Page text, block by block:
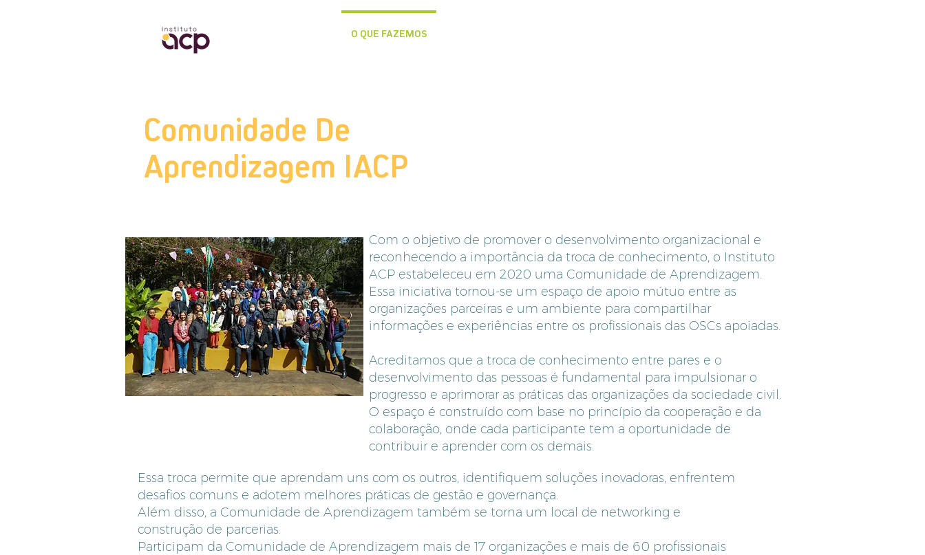
O QUE FAZEMOS
Comunidade De
Aprendizagem IACP
Com o objetivo de promover o desenvolvimento organizacional e
reconhecendo a importância da troca de conhecimento, o Instituto
ACP estabeleceu em 2020 uma Comunidade de Aprendizagem.
Essa iniciativa tornou-se um espaço de apoio mútuo entre as
organizações parceiras e um ambiente para compartilhar
informações e experiências entre os profissionais das OSCs apoiadas.
Acreditamos que a troca de conhecimento entre pares e o
desenvolvimento das pessoas é fundamental para impulsionar o
progresso e aprimorar as práticas das organizações da sociedade civil.
O espaço é construído com base no princípio da cooperação e da
colaboração, onde cada participante tem a oportunidade de
contribuir e aprender com os demais.
Essa troca permite que aprendam uns com os outros, identifiquem soluções inovadoras, enfrentem
desafios comuns e adotem melhores práticas de gestão e governança.
Além disso, a Comunidade de Aprendizagem também se torna um local de networking e
construção de parcerias.
Participam da Comunidade de Aprendizagem mais de 17 organizações e mais de 60 profissionais